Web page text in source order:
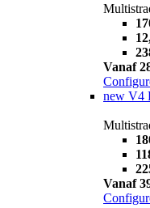
Vanaf
new V4
Vanaf